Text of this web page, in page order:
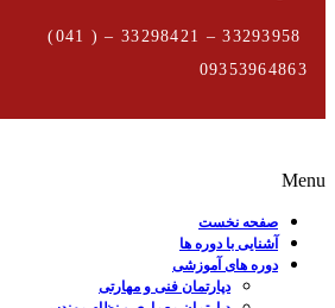
09353964863
Menu
صفحه نخست
آشنایی با دوره ها
دوره های آموزشی
دپارتمان فنی و مهارتی